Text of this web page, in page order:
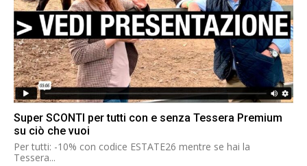
Super SCONTI per tutti con e senza Tessera Premium
su ciò che vuoi
Per tutti: -10% con codice ESTATE26 mentre se hai la
Tessera...